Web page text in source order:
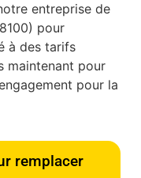
entreprise de
pour
à des tarifs
maintenant pour
pour la
remplacer